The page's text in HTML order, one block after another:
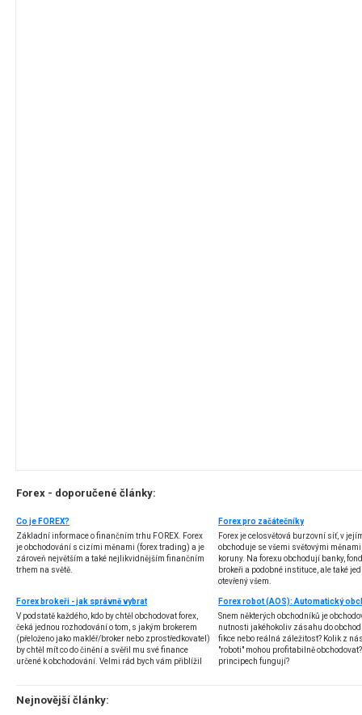
Forex - doporučené články:
Co je FOREX?
Základní informace o finančním trhu FOREX. Forex
je obchodování s cizími měnami (forex trading) a je
zároveň největším a také nejlikvidnějším finančním
trhem na světě.
Forex pro začátečníky
Forex je celosvětová burzovní síť, v
obchoduje se všemi světovými
koruny. Na forexu obchodují banky,
brokeři a podobné instituce, ale také
otevřený všem.
Forex brokeři - jak správně vybrat
V podstatě každého, kdo by chtěl obchodovat forex,
čeká jednou rozhodování o tom, s jakým brokerem
(přeloženo jako makléř/broker nebo zprostředkovatel)
by chtěl mít co do činění a svěřil mu své finance
určené k obchodování. Velmi rád bych vám přiblížil
několik příkladů nejznámějších z nich.
Snem některých obchodníků je
nutnosti jakéhokoliv zásahu do
fikce nebo reálná záležitost? Kolik z
"roboti" mohou profitabilně
principech fungují?
Nejnovější články: